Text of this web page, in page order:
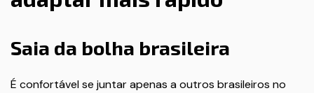
Saia da bolha brasileira
É confortável se juntar apenas a outros brasileiros no